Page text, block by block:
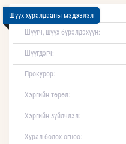
Шүүх хуралдааны мэдээлэл
Шүүгч, шүүх бүрэлдэхүүн:
Шүүгдэгч:
Прокурор:
Хэргийн төрөл:
Хэргийн зүйлчлэл:
Хурал болох огноо: